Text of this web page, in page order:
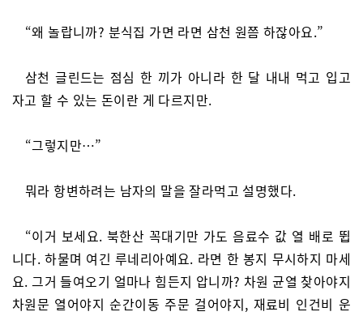
“왜 놀랍니까? 분식집 가면 라면 삼천 원쯤 하잖아요.”
삼천 글린드는 점심 한 끼가 아니라 한 달 내내 먹고 입고
자고 할 수 있는 돈이란 게 다르지만.
“그렇지만…”
뭐라 항변하려는 남자의 말을 잘라먹고 설명했다.
“이거 보세요. 북한산 꼭대기만 가도 음료수 값 열 배로 뜁
니다. 하물며 여긴 루네리아예요. 라면 한 봉지 무시하지 마세
요. 그거 들여오기 얼마나 힘든지 압니까? 차원 균열 찾아야지
차원문 열어야지 순간이동 주문 걸어야지, 재료비 인건비 운